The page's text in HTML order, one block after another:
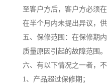
至客户方后，客户方必须
在半个月内未提出异议，
五、保修范围：在保修期
质量原因引起的故障范围。
六、有以下情况之一者，
1、产品超过保修期；